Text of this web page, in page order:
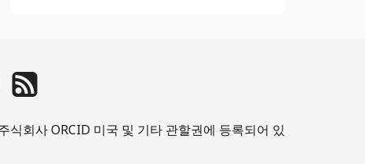
식회사 ORCID 미국 및 기타 관할권에 등록되어 있